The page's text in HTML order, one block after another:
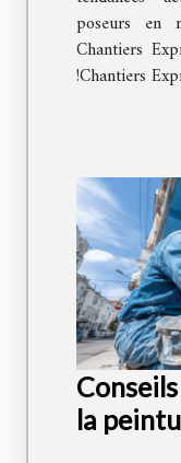
poseurs en
Chantiers
!Chantiers
la